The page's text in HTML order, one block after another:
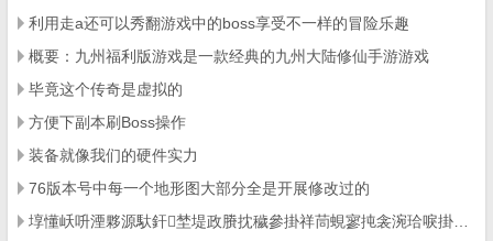
利用走a还可以秀翻游戏中的boss享受不一样的冒险乐趣
概要：九州福利版游戏是一款经典的九州大陆修仙手游游戏
毕竟这个传奇是虚拟的
方便下副本刷Boss操作
装备就像我们的硬件实力
76版本号中每一个地形图大部分全是开展修改过的